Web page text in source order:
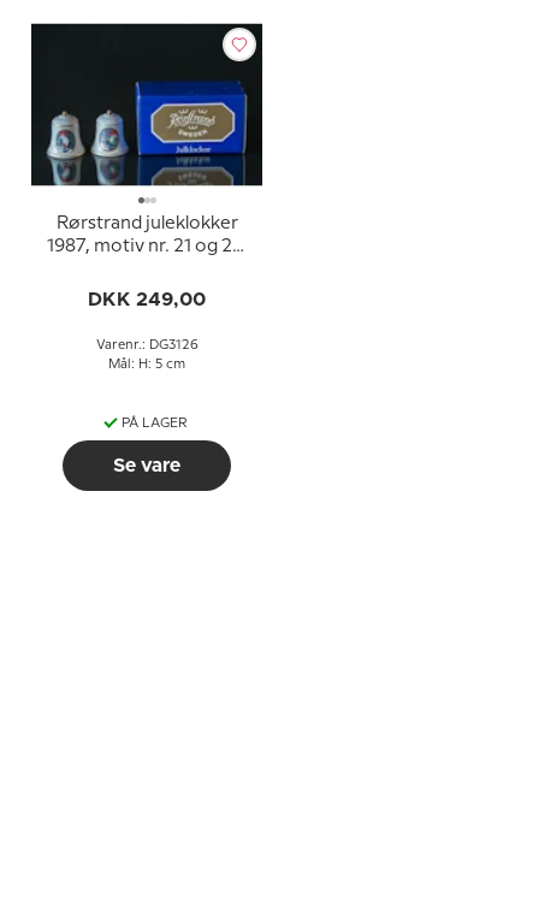
Rørstrand juleklokker
1987, motiv nr. 21 og 22,
DKK 249,00
Varenr.: DG3126
Mål: H: 5 cm
PÅ LAGER
Se vare